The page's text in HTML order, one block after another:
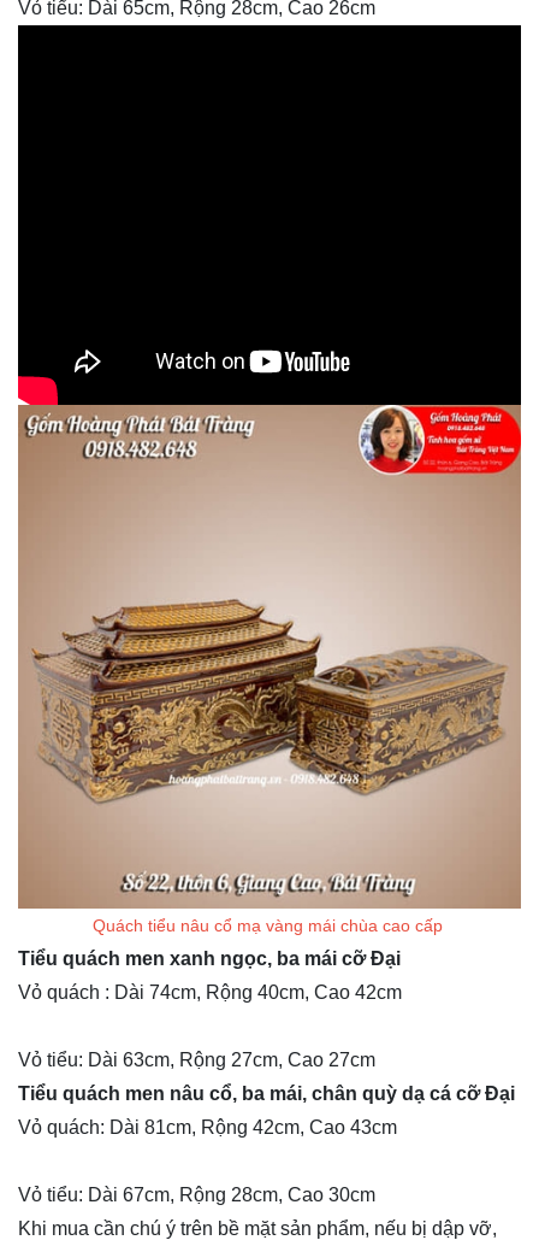
Vỏ tiểu: Dài 65cm, Rộng 28cm, Cao 26cm
Quách tiểu nâu cổ mạ vàng mái chùa cao cấp
Tiểu quách men xanh ngọc, ba mái cỡ Đại
Vỏ quách : Dài 74cm, Rộng 40cm, Cao 42cm
Vỏ tiểu: Dài 63cm, Rộng 27cm, Cao 27cm
Tiểu quách men nâu cổ, ba mái, chân quỳ dạ cá cỡ Đại
Vỏ quách: Dài 81cm, Rộng 42cm, Cao 43cm
Vỏ tiểu: Dài 67cm, Rộng 28cm, Cao 30cm
Khi mua cần chú ý trên bề mặt sản phẩm, nếu bị dập vỡ,